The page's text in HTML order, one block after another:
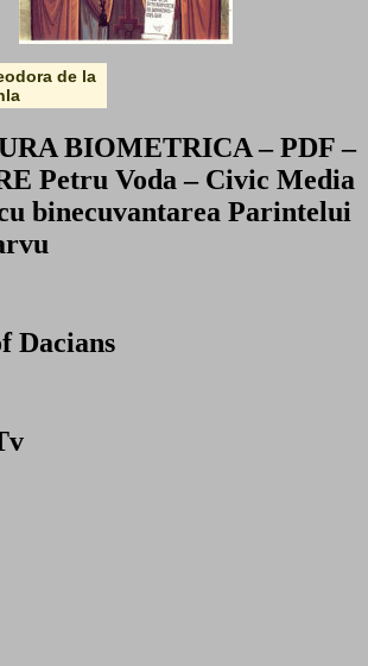
de la
BIOMETRICA – PDF –
Petru Voda – Civic Media
binecuvantarea Parintelui
Dacians